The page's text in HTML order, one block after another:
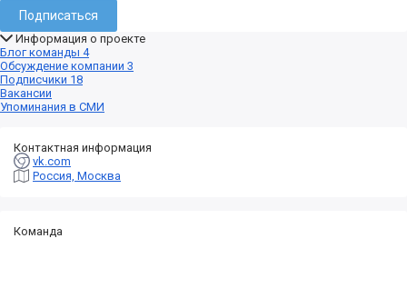
Подписаться
Информация о проекте
Блог команды 4
Обсуждение компании 3
Подписчики 18
Вакансии
Упоминания в СМИ
Контактная информация
vk.com
Россия, Москва
Команда